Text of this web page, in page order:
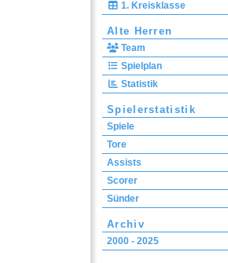
1. Kreisklasse
Alte Herren
Team
Spielplan
Statistik
Spielerstatistik
Spiele
Tore
Assists
Scorer
Sünder
Archiv
2000 - 2025